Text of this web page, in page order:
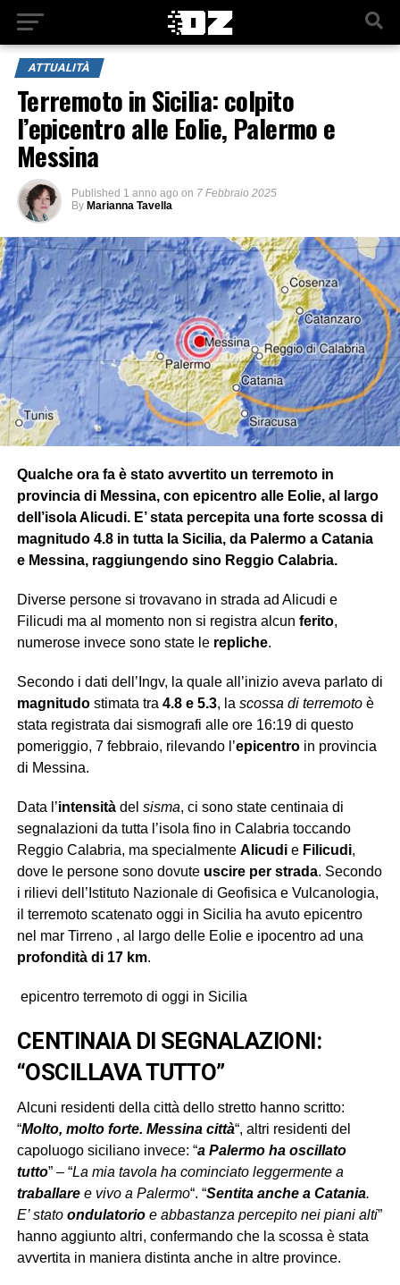
ATTUALITÀ
Terremoto in Sicilia: colpito
l’epicentro alle Eolie, Palermo e
Messina
Published 1 anno ago on 7 Febbraio 2025
By Marianna Tavella
Qualche ora fa è stato avvertito un terremoto in
provincia di Messina, con epicentro alle Eolie, al largo
dell’isola Alicudi. E’ stata percepita una forte scossa di
magnitudo 4.8 in tutta la Sicilia, da Palermo a Catania
e Messina, raggiungendo sino Reggio Calabria.
Diverse persone si trovavano in strada ad Alicudi e
Filicudi ma al momento non si registra alcun ferito,
numerose invece sono state le repliche.
Secondo i dati dell’Ingv, la quale all’inizio aveva parlato di
magnitudostimata tra 4.8 e 5.3, la scossa di terremotoè
stata registrata dai sismografi alle ore 16:19 di questo
pomeriggio, 7 febbraio, rilevando l’epicentroin provincia
di Messina.
Data l’intensitàdel sisma, ci sono state centinaia di
segnalazioni da tutta l’isola fino in Calabria toccando
Reggio Calabria, ma specialmente Alicudie Filicudi,
dove le persone sono dovute uscire per strada. Secondo
i rilievi dell’Istituto Nazionale di Geofisica e Vulcanologia,
il terremoto scatenato oggi in Sicilia ha avuto epicentro
nel mar Tirreno , al largo delle Eolie e ipocentro ad una
profondità di 17 km.
epicentro terremoto di oggi in Sicilia
CENTINAIA DI SEGNALAZIONI:
“OSCILLAVA TUTTO”
Alcuni residenti della città dello stretto hanno scritto:
“Molto, molto forte. Messina città“, altri residenti del
capoluogo siciliano invece: “a Palermo ha oscillato
tutto” – “La mia tavola ha cominciato leggermente a
traballaree vivo a Palermo“. “Sentita anche a Catania.
E’ stato ondulatorioe abbastanza percepito nei piani alti”
hanno aggiunto altri, confermando che la scossa è stata
avvertita in maniera distinta anche in altre province.